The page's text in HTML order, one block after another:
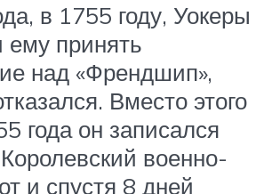
в 1755 году, Уокеры
принять
над «Френдшип»,
Вместо этого
года он записался
военно-
и спустя 8 дней